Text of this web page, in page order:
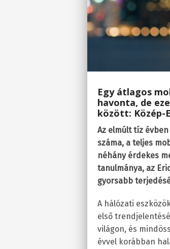
Egy átlagos
havonta, de
között: Közép-
Az elmúlt tíz
száma, a teljes
néhány érdekes
tanulmánya, az
gyorsabb
A hálózati
első
világon, és
évvel korábban